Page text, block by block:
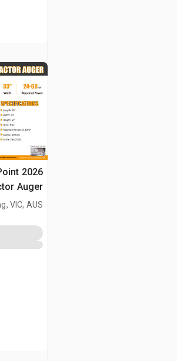
Point
(Unused)
VIC, AUS